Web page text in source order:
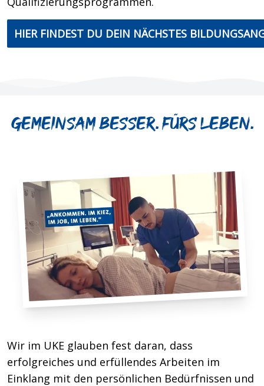
HIER FINDEST DU DEIN NÄCHSTES
Gemeinsam besser. Fürs Leben.
Wir im UKE glauben fest daran, dass
erfolgreiches und erfüllendes Arbeiten im
Einklang mit den persönlichen Bedürfnissen und